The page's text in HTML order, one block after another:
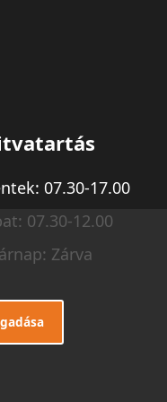
07.30-17.00
07.30-12.00
Zárva